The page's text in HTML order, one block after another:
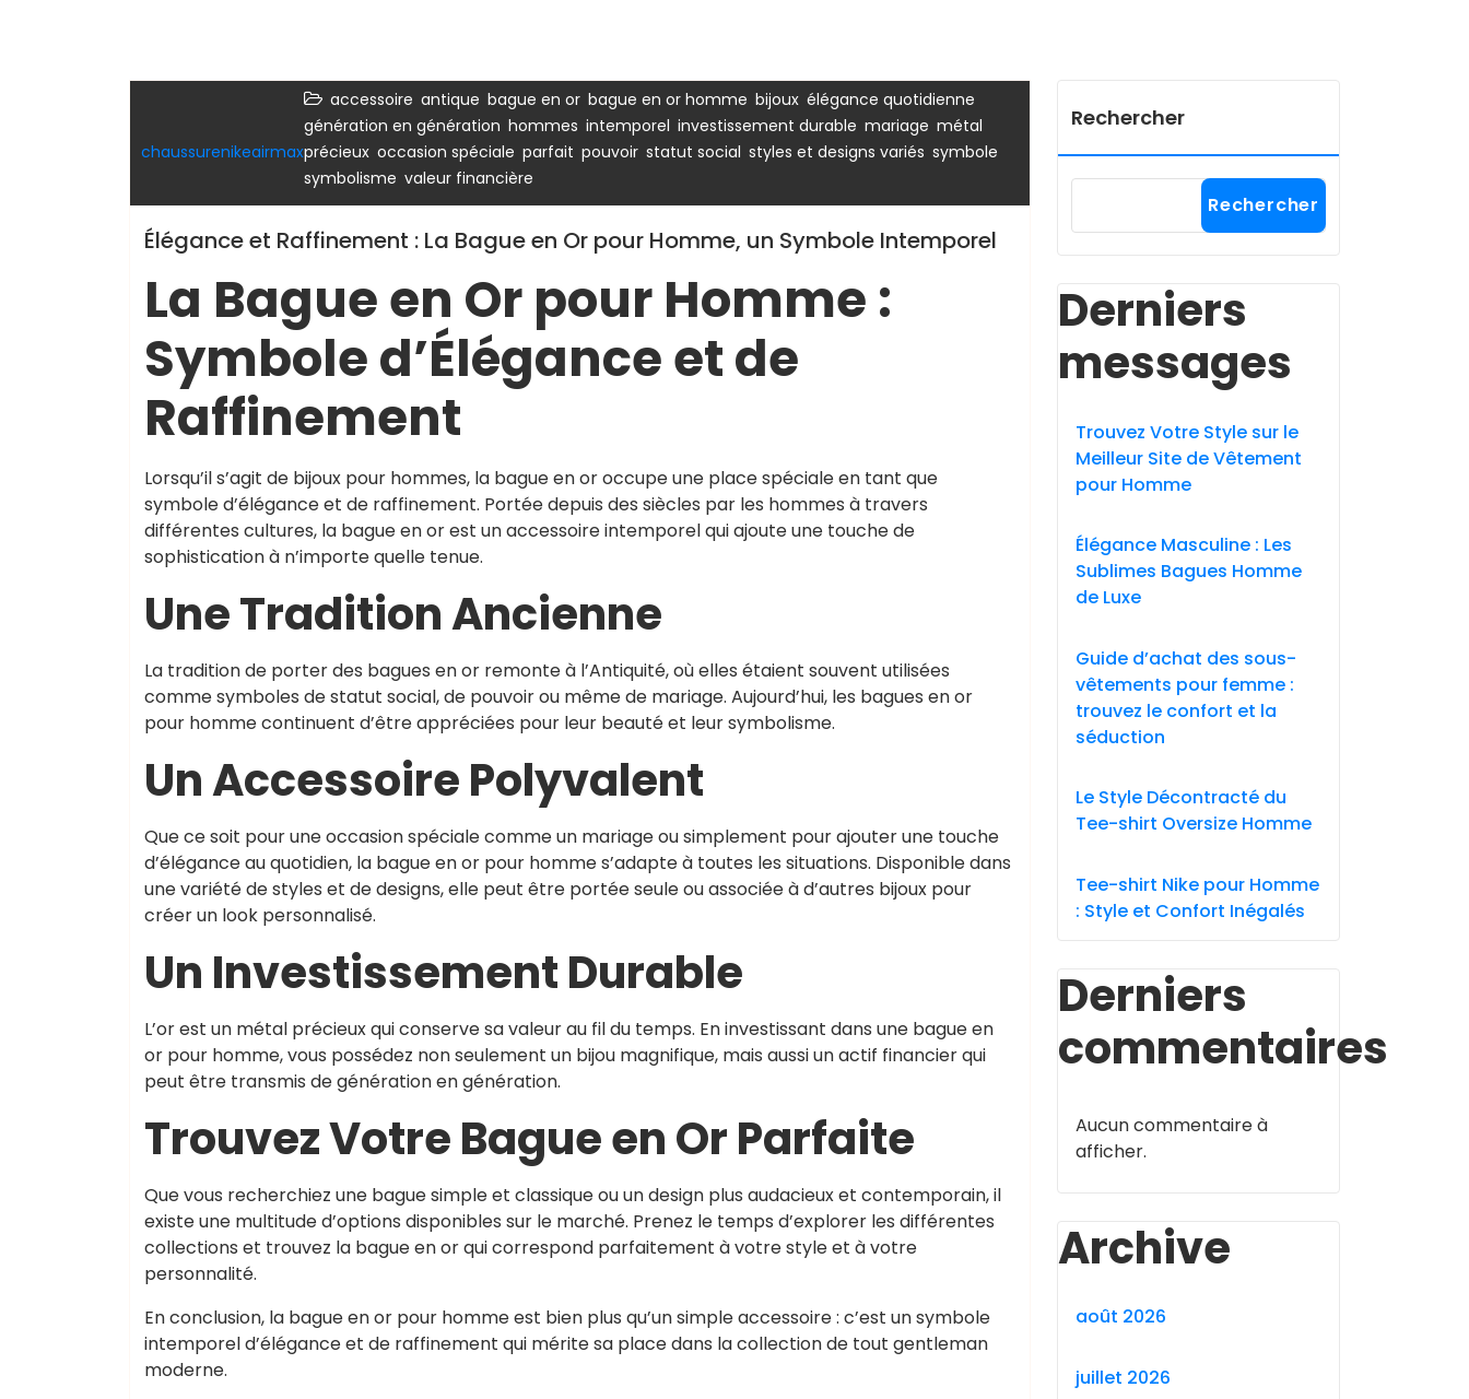
bague argent
pour femme
chaussurenikeairmax
accessoire antique bague en or bague en or homme bijoux élégance quotidienne
génération en génération hommes intemporel investissement durable mariage métal
précieux occasion spéciale parfait pouvoir statut social styles et designs variés symbole
symbolisme valeur financière
Élégance et Raffinement : La Bague en Or pour Homme, un Symbole Intemporel
La Bague en Or pour Homme :
Symbole d’Élégance et de
Raffinement
Lorsqu’il s’agit de bijoux pour hommes, la bague en or occupe une place spéciale en tant que
symbole d’élégance et de raffinement. Portée depuis des siècles par les hommes à travers
différentes cultures, la bague en or est un accessoire intemporel qui ajoute une touche de
sophistication à n’importe quelle tenue.
Une Tradition Ancienne
La tradition de porter des bagues en or remonte à l’Antiquité, où elles étaient souvent utilisées
comme symboles de statut social, de pouvoir ou même de mariage. Aujourd’hui, les bagues en or
pour homme continuent d’être appréciées pour leur beauté et leur symbolisme.
Un Accessoire Polyvalent
Que ce soit pour une occasion spéciale comme un mariage ou simplement pour ajouter une touche
d’élégance au quotidien, la bague en or pour homme s’adapte à toutes les situations. Disponible dans
une variété de styles et de designs, elle peut être portée seule ou associée à d’autres bijoux pour
créer un look personnalisé.
Un Investissement Durable
L’or est un métal précieux qui conserve sa valeur au fil du temps. En investissant dans une bague en
or pour homme, vous possédez non seulement un bijou magnifique, mais aussi un actif financier qui
peut être transmis de génération en génération.
Trouvez Votre Bague en Or Parfaite
Que vous recherchiez une bague simple et classique ou un design plus audacieux et contemporain, il
existe une multitude d’options disponibles sur le marché. Prenez le temps d’explorer les différentes
collections et trouvez la bague en or qui correspond parfaitement à votre style et à votre
personnalité.
En conclusion, la bague en or pour homme est bien plus qu’un simple accessoire : c’est un symbole
intemporel d’élégance et de raffinement qui mérite sa place dans la collection de tout gentleman
moderne.
Rechercher
Rechercher
Derniers
messages
Trouvez Votre Style sur le
Meilleur Site de Vêtement
pour Homme
Élégance Masculine : Les
Sublimes Bagues Homme
de Luxe
Guide d’achat des sous-
vêtements pour femme :
trouvez le confort et la
séduction
Le Style Décontracté du
Tee-shirt Oversize Homme
Tee-shirt Nike pour Homme
: Style et Confort Inégalés
Derniers
commentaires
Aucun commentaire à
afficher.
Archive
août 2026
juillet 2026